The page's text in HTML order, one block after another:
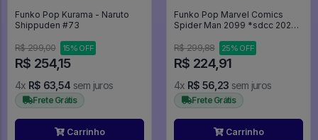
Funko Pop Kurama - Naruto
Shippuden #73
R$ 299,00 15% OFF
R$ 254,15
4x R$ 63,54 sem juros
Frete Grátis
Carrinho
Funko Pop Marvel Comics
Spider Man 2099 *sdcc 2022*
- Marvel #1059
R$ 299,88 25% OFF
R$ 224,91
4x R$ 56,23 sem juros
Frete Grátis
Carrinho